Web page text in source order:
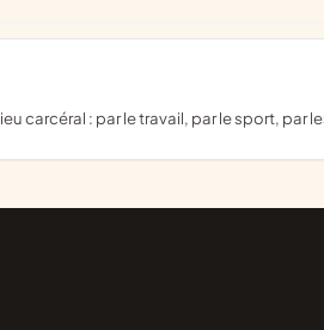
carcéral : par le travail, par le sport, par